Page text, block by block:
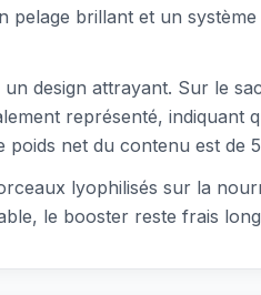
brillant et un
design attrayant. Sur le
représenté,
net du contenu est de
lyophilisés sur la
le booster reste frais